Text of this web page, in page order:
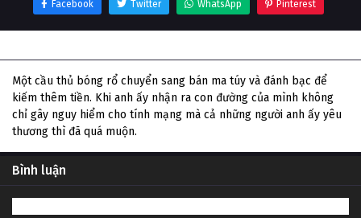
Facebook Twitter WhatsApp Pinterest
Một cầu thủ bóng rổ chuyển sang bán ma túy và đánh bạc để
kiếm thêm tiền. Khi anh ấy nhận ra con đường của mình không
chỉ gây nguy hiểm cho tính mạng mà cả những người anh ấy yêu
thương thì đã quá muộn.
Bình luận